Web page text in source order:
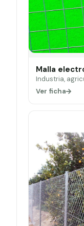
Malla
Industria,
Ver ficha